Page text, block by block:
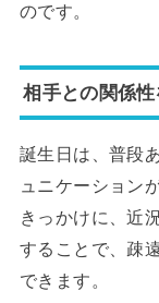
のです。
相手との関係
誕生日は、普段
ュニケーション
きっかけに、近
することで、疎
できます。